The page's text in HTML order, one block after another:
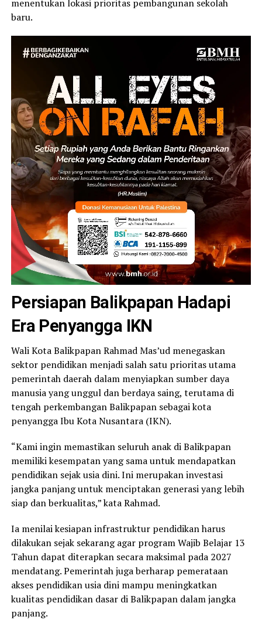
menentukan lokasi prioritas pembangunan sekolah
baru.
Persiapan Balikpapan Hadapi
Era Penyangga IKN
Wali Kota Balikpapan Rahmad Mas’ud menegaskan
sektor pendidikan menjadi salah satu prioritas utama
pemerintah daerah dalam menyiapkan sumber daya
manusia yang unggul dan berdaya saing, terutama di
tengah perkembangan Balikpapan sebagai kota
penyangga Ibu Kota Nusantara (IKN).
“Kami ingin memastikan seluruh anak di Balikpapan
memiliki kesempatan yang sama untuk mendapatkan
pendidikan sejak usia dini. Ini merupakan investasi
jangka panjang untuk menciptakan generasi yang lebih
siap dan berkualitas,” kata Rahmad.
Ia menilai kesiapan infrastruktur pendidikan harus
dilakukan sejak sekarang agar program Wajib Belajar 13
Tahun dapat diterapkan secara maksimal pada 2027
mendatang. Pemerintah juga berharap pemerataan
akses pendidikan usia dini mampu meningkatkan
kualitas pendidikan dasar di Balikpapan dalam jangka
panjang.